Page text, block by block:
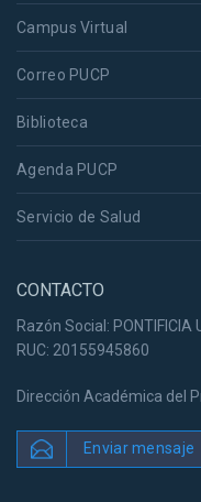
Campus Virtual
Correo PUCP
Biblioteca
Agenda PUCP
Servicio de Salud
CONTACTO
Razón Social: PONTIFICIA
RUC: 20155945860
Dirección Académica del
Enviar mensaje